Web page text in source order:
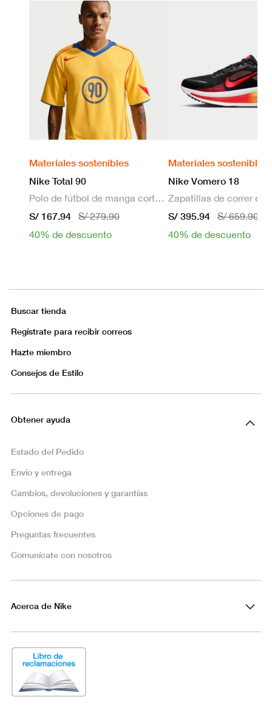
Materiales sostenibles
Nike Total 90
Polo de fútbol de manga corta Dri-FIT para hombre
S/ 167.94
S/ 279.90
40% de descuento
Materiales sostenibles
Nike Vomero 18
S/ 395.94
S/ 659.90
40% de descuento
Buscar tienda
Regístrate para recibir correos
Hazte miembro
Consejos de Estilo
Obtener ayuda
Estado del Pedido
Envío y entrega
Cambios, devoluciones y garantías
Opciones de pago
Preguntas frecuentes
Comunícate con nosotros
Acerca de Nike